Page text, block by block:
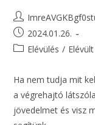
2024.01.26.
Elévülés /
Ha nem tudja mit
a végrehajtó
jövedelmet és visz